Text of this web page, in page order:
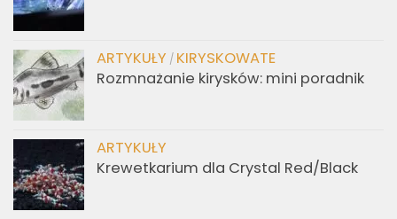
ARTYKUŁY / KIRYSKOWATE
Rozmnażanie kirysków: mini poradnik
ARTYKUŁY
Krewetkarium dla Crystal Red/Black